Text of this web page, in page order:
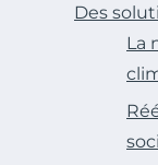
Des
La